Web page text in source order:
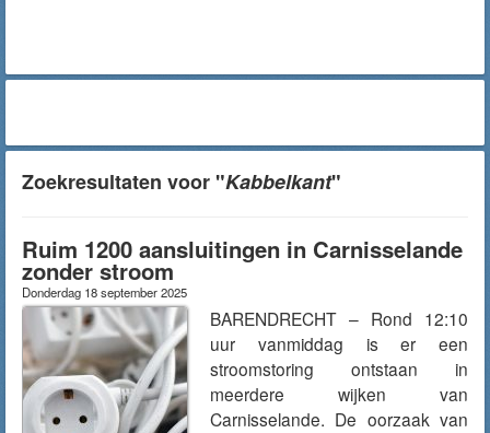
Zoekresultaten voor "Kabbelkant"
Ruim 1200 aansluitingen in Carnisselande
zonder stroom
Donderdag 18 september 2025
BARENDRECHT – Rond 12:10
uur vanmiddag is er een
stroomstoring ontstaan in
meerdere wijken van
Carnisselande. De oorzaak van